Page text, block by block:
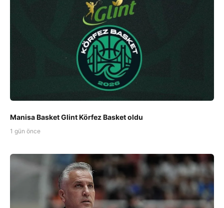
Manisa Basket Glint Körfez Basket oldu
1 gün önce